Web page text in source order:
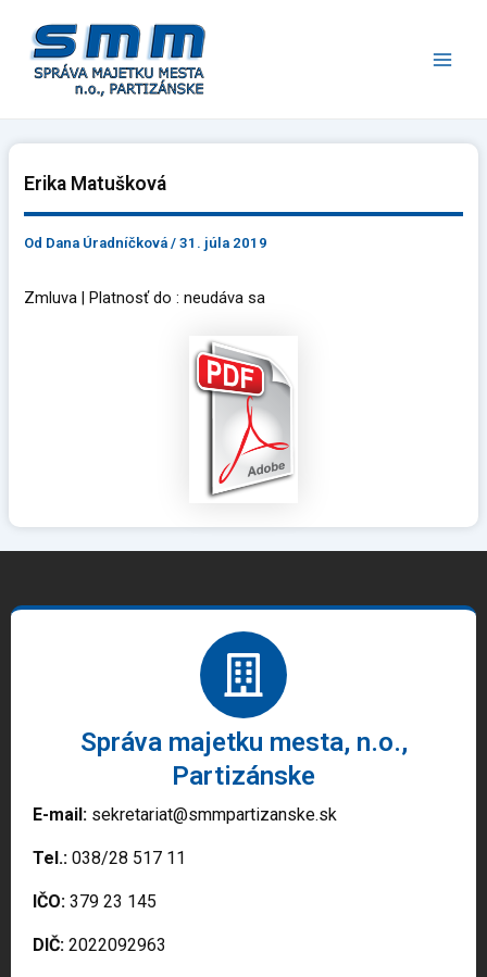
obsah
Erika Matušková
Od Dana Úradníčková/31. júla 2019
Zmluva | Platnosť do : neudáva sa
Správa majetku mesta, n.o.,
Partizánske
E-mail: sekretariat@smmpartizanske.sk
Tel.: 038/28 517 11
IČO: 379 23 145
DIČ: 2022092963